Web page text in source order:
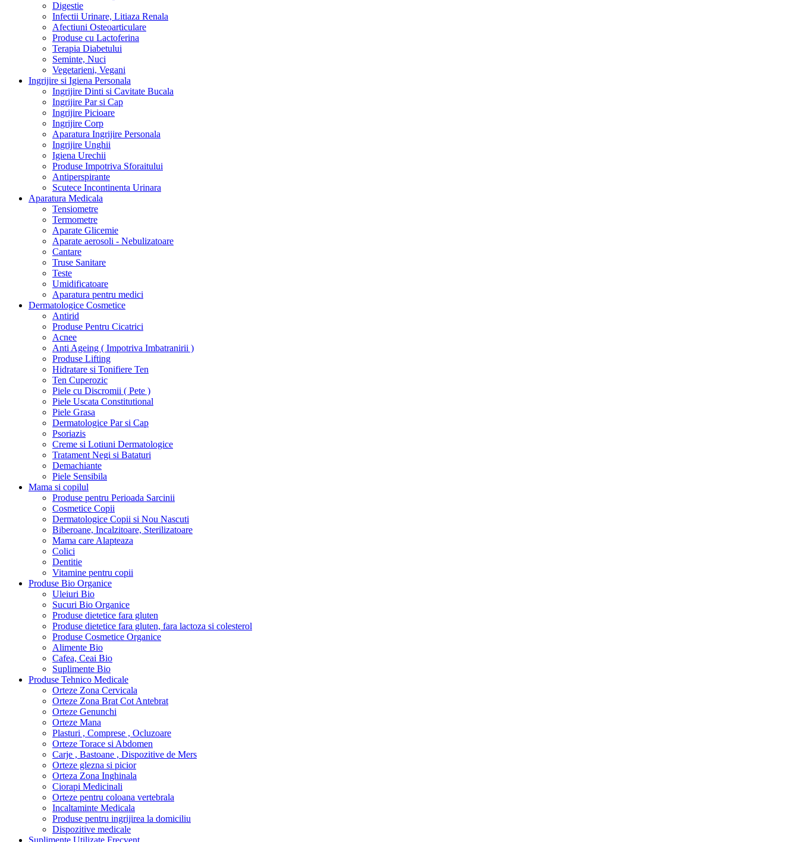
Digestie
Infectii Urinare, Litiaza Renala
Afectiuni Osteoarticulare
Produse cu Lactoferina
Terapia Diabetului
Seminte, Nuci
Vegetarieni, Vegani
Ingrijire si Igiena Personala
Ingrijire Dinti si Cavitate Bucala
Ingrijire Par si Cap
Ingrijire Picioare
Ingrijire Corp
Aparatura Ingrijire Personala
Ingrijire Unghii
Igiena Urechii
Produse Impotriva Sforaitului
Antiperspirante
Scutece Incontinenta Urinara
Aparatura Medicala
Tensiometre
Termometre
Aparate Glicemie
Aparate aerosoli - Nebulizatoare
Cantare
Truse Sanitare
Teste
Umidificatoare
Aparatura pentru medici
Dermatologice Cosmetice
Antirid
Produse Pentru Cicatrici
Acnee
Anti Ageing ( Impotriva Imbatranirii )
Produse Lifting
Hidratare si Tonifiere Ten
Ten Cuperozic
Piele cu Discromii ( Pete )
Piele Uscata Constitutional
Piele Grasa
Dermatologice Par si Cap
Psoriazis
Creme si Lotiuni Dermatologice
Tratament Negi si Bataturi
Demachiante
Piele Sensibila
Mama si copilul
Produse pentru Perioada Sarcinii
Cosmetice Copii
Dermatologice Copii si Nou Nascuti
Biberoane, Incalzitoare, Sterilizatoare
Mama care Alapteaza
Colici
Dentitie
Vitamine pentru copii
Produse Bio Organice
Uleiuri Bio
Sucuri Bio Organice
Produse dietetice fara gluten
Produse dietetice fara gluten, fara lactoza si colesterol
Produse Cosmetice Organice
Alimente Bio
Cafea, Ceai Bio
Suplimente Bio
Produse Tehnico Medicale
Orteze Zona Cervicala
Orteze Zona Brat Cot Antebrat
Orteze Genunchi
Orteze Mana
Plasturi , Comprese , Ocluzoare
Orteze Torace si Abdomen
Carje , Bastoane , Dispozitive de Mers
Orteze glezna si picior
Orteza Zona Inghinala
Ciorapi Medicinali
Orteze pentru coloana vertebrala
Incaltaminte Medicala
Produse pentru ingrijirea la domiciliu
Dispozitive medicale
Suplimente Utilizate Frecvent